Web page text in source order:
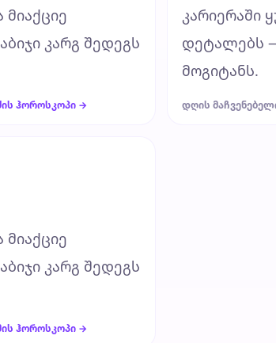
კარგ შედეგს
ჰოროსკოპი →
კარიერაში
დეტალებს
მოგიტანს.
დღის
კარგ შედეგს
ჰოროსკოპი →